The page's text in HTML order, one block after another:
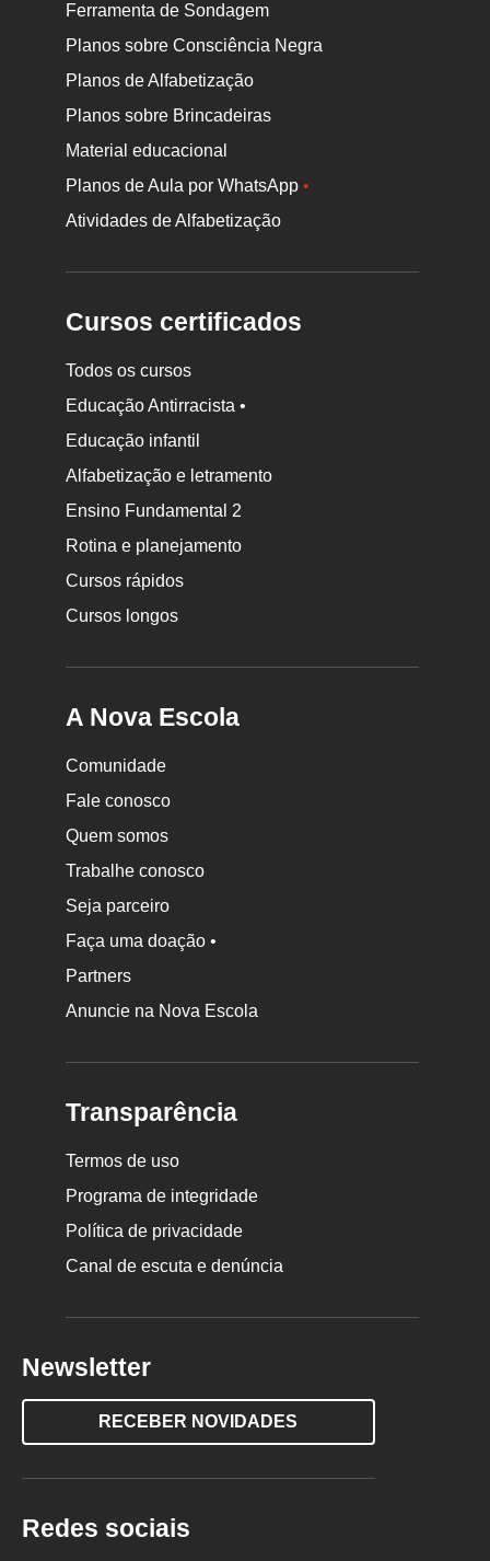
Ferramenta de Sondagem
Planos sobre Consciência Negra
Planos de Alfabetização
Planos sobre Brincadeiras
Material educacional
Planos de Aula por WhatsApp•
Atividades de Alfabetização
Cursos certificados
Todos os cursos
Educação Antirracista •
Educação infantil
Alfabetização e letramento
Ensino Fundamental 2
Rotina e planejamento
Cursos rápidos
Cursos longos
A Nova Escola
Comunidade
Fale conosco
Quem somos
Trabalhe conosco
Seja parceiro
Faça uma doação •
Partners
Anuncie na Nova Escola
Transparência
Termos de uso
Programa de integridade
Política de privacidade
Canal de escuta e denúncia
Newsletter
RECEBER NOVIDADES
Redes sociais